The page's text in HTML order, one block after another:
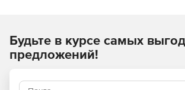
Профессиональный графический
CSoft PlanTracer Pro обеспечивает
объектов, редактирование и векторизацию
Будьте в курсе самых
предложений!